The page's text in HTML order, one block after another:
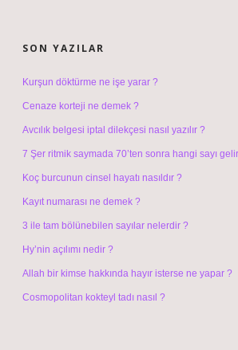
SON YAZILAR
Kurşun döktürme ne işe yarar ?
Cenaze korteji ne demek ?
Avcılık belgesi iptal dilekçesi nasıl yazılır ?
7 Şer ritmik saymada 70’ten sonra hangi sayı
Koç burcunun cinsel hayatı nasıldır ?
Kayıt numarası ne demek ?
3 ile tam bölünebilen sayılar nelerdir ?
Hy’nin açılımı nedir ?
Allah bir kimse hakkında hayır isterse ne yapar ?
Cosmopolitan kokteyl tadı nasıl ?